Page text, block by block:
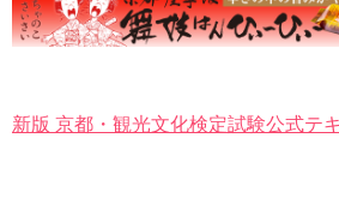
新版 京都・観光文化検定試験公式テ